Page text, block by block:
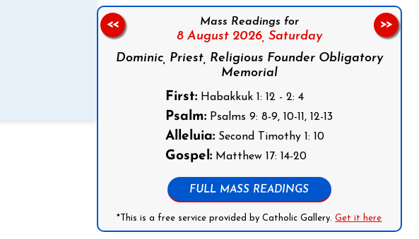
Mass Readings for
8 August 2026, Saturday
Dominic, Priest, Religious Founder Obligatory
Memorial
First: Habakkuk 1: 12 - 2: 4
Psalm: Psalms 9: 8-9, 10-11, 12-13
Alleluia: Second Timothy 1: 10
Gospel: Matthew 17: 14-20
FULL MASS READINGS
*This is a free service provided by Catholic Gallery.Get it here
<< >>